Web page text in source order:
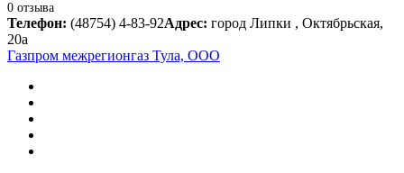
0 отзыва
Телефон: (48754) 4-83-92Адрес: город Липки , Октябрьская,
20а
Газпром межрегионгаз Тула, ООО